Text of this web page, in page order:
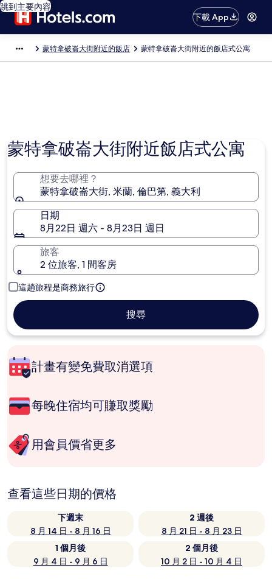
跳到主要內容
下載 App
蒙特拿破崙大街附近的飯店 蒙特拿破崙大街附近的飯店式公寓
蒙特拿破崙大街附近飯店式公寓
想要去哪裡？
蒙特拿破崙大街, 米蘭, 倫巴第, 義大利
日期
8月22日 週六 - 8月23日 週日
旅客
2 位旅客, 1 間客房
這趟旅程是商務旅行
搜尋
計畫有變免費取消選項
每晚住宿均可賺取獎勵
用會員價省更多
查看這些日期的價格
下週末
8 月 14 日 - 8 月 16 日
2 週後
8 月 21 日 - 8 月 23 日
1 個月後
9 月 4 日 - 9 月 6 日
2 個月後
10 月 2 日 - 10 月 4 日